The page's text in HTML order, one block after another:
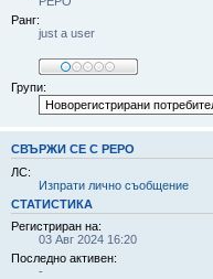
Ранг:
just a user
Групи:
СВЪРЖИ СЕ С PEPO
ЛС:
Изпрати лично съобщение
СТАТИСТИКА
Регистриран на:
03 Авг 2024 16:20
Последно активен:
-